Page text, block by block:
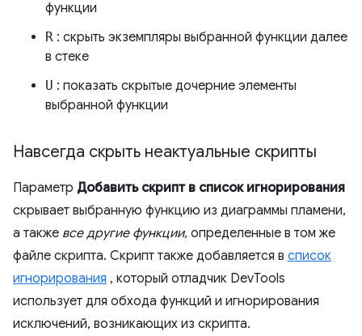
функции
R : скрыть экземпляры выбранной функции далее
в стеке
U : показать скрытые дочерние элементы
выбранной функции
Навсегда скрыть неактуальные скрипты
Параметр Добавить скрипт в список игнорирования
скрывает выбранную функцию из диаграммы пламени,
а также все другие функции, определенные в том же
файле скрипта. Скрипт также добавляется в список
игнорирования , который отладчик DevTools
использует для обхода функций и игнорирования
исключений, возникающих из скрипта.